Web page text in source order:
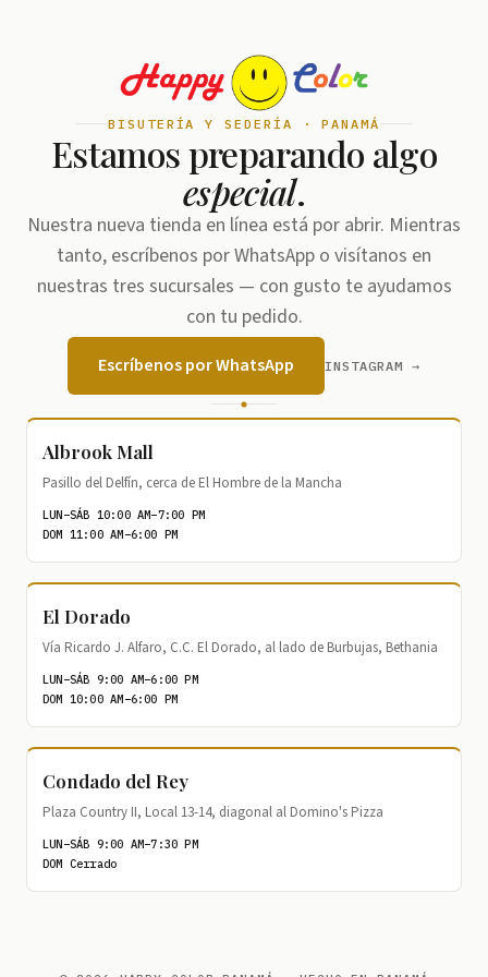
BISUTERÍA Y SEDERÍA · PANAMÁ
Estamos preparando algo
especial.
Nuestra nueva tienda en línea está por abrir. Mientras
tanto, escríbenos por WhatsApp o visítanos en
nuestras tres sucursales — con gusto te ayudamos
con tu pedido.
Escríbenos por WhatsApp INSTAGRAM →
Albrook Mall
Pasillo del Delfín, cerca de El Hombre de la Mancha
LUN–SÁB 10:00 AM–7:00 PM
DOM 11:00 AM–6:00 PM
El Dorado
Vía Ricardo J. Alfaro, C.C. El Dorado, al lado de Burbujas, Bethania
LUN–SÁB 9:00 AM–6:00 PM
DOM 10:00 AM–6:00 PM
Condado del Rey
Plaza Country II, Local 13-14, diagonal al Domino's Pizza
LUN–SÁB 9:00 AM–7:30 PM
DOM Cerrado